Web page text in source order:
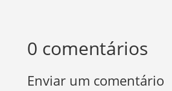
0 comentários
Enviar um comentário